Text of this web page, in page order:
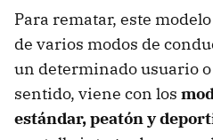
Para rematar, este
de varios modos de
un determinado usuario
sentido, viene con los
estándar, peatón y